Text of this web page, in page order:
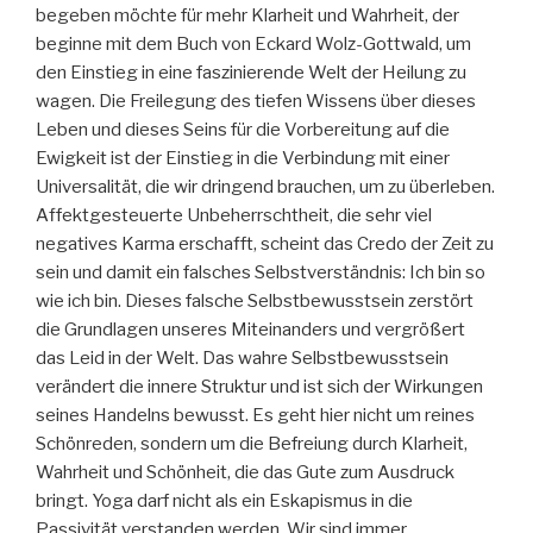
begeben möchte für mehr Klarheit und Wahrheit, der
beginne mit dem Buch von Eckard Wolz-Gottwald, um
den Einstieg in eine faszinierende Welt der Heilung zu
wagen. Die Freilegung des tiefen Wissens über dieses
Leben und dieses Seins für die Vorbereitung auf die
Ewigkeit ist der Einstieg in die Verbindung mit einer
Universalität, die wir dringend brauchen, um zu überleben.
Affektgesteuerte Unbeherrschtheit, die sehr viel
negatives Karma erschafft, scheint das Credo der Zeit zu
sein und damit ein falsches Selbstverständnis: Ich bin so
wie ich bin. Dieses falsche Selbstbewusstsein zerstört
die Grundlagen unseres Miteinanders und vergrößert
das Leid in der Welt. Das wahre Selbstbewusstsein
verändert die innere Struktur und ist sich der Wirkungen
seines Handelns bewusst. Es geht hier nicht um reines
Schönreden, sondern um die Befreiung durch Klarheit,
Wahrheit und Schönheit, die das Gute zum Ausdruck
bringt. Yoga darf nicht als ein Eskapismus in die